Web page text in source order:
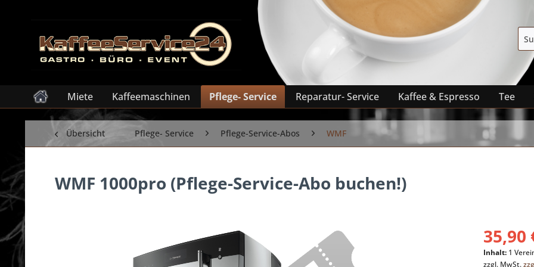
Miete Kaffeemaschinen Pflege- Service Reparatur- Service Kaffee & Espresso Tee
Übersicht Pflege- Service Pflege-Service-Abos WMF
WMF 1000pro (Pflege-Service-Abo buchen!)
35,90
Inhalt: 1
zzgl. MwSt.